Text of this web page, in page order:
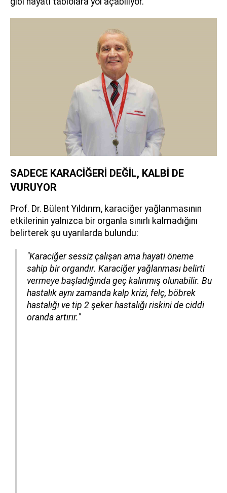
SADECE KARACİĞERİ DEĞİL, KALBİ DE
VURUYOR
Prof. Dr. Bülent Yıldırım, karaciğer yağlanmasının
etkilerinin yalnızca bir organla sınırlı kalmadığını
belirterek şu uyarılarda bulundu:
"Karaciğer sessiz çalışan ama hayati öneme
sahip bir organdır. Karaciğer yağlanması belirti
vermeye başladığında geç kalınmış olunabilir. Bu
hastalık aynı zamanda kalp krizi, felç, böbrek
hastalığı ve tip 2 şeker hastalığı riskini de ciddi
oranda artırır."